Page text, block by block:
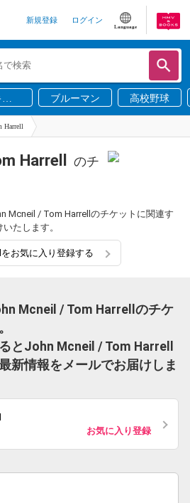
新規登録 ログイン
Language
ブルーマン 高校野球
Harrell
Harrell のチ
Mcneil / Tom Harrellのチケットに関連す
たします。
お気に入り登録する
Mcneil / Tom Harrellのチケ
とJohn Mcneil / Tom Harrell
新情報をメールでお届けしま
お気に入り登録